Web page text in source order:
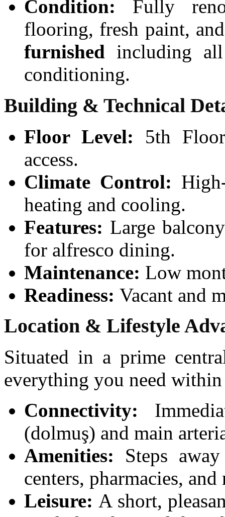
Condition: Fully
flooring, fresh paint,
furnished including
conditioning.
Building & Technical
Floor Level: 5th
access.
Climate Control:
heating and cooling.
Features: Large
for alfresco dining.
Maintenance: Low
Readiness: Vacant and
Location & Lifestyle
Situated in a prime
everything you need
Connectivity:
(dolmuş) and main
Amenities: Steps
centers, pharmacies,
Leisure: A short,